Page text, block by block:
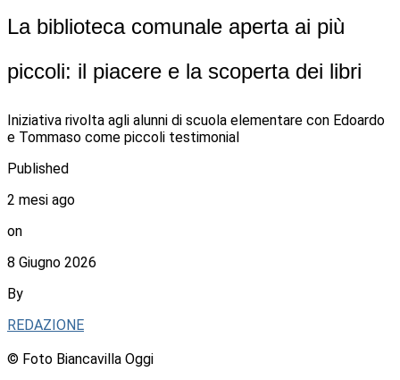
La biblioteca comunale aperta ai più
piccoli: il piacere e la scoperta dei libri
Iniziativa rivolta agli alunni di scuola elementare con Edoardo
e Tommaso come piccoli testimonial
Published
2 mesi ago
on
8 Giugno 2026
By
REDAZIONE
© Foto Biancavilla Oggi